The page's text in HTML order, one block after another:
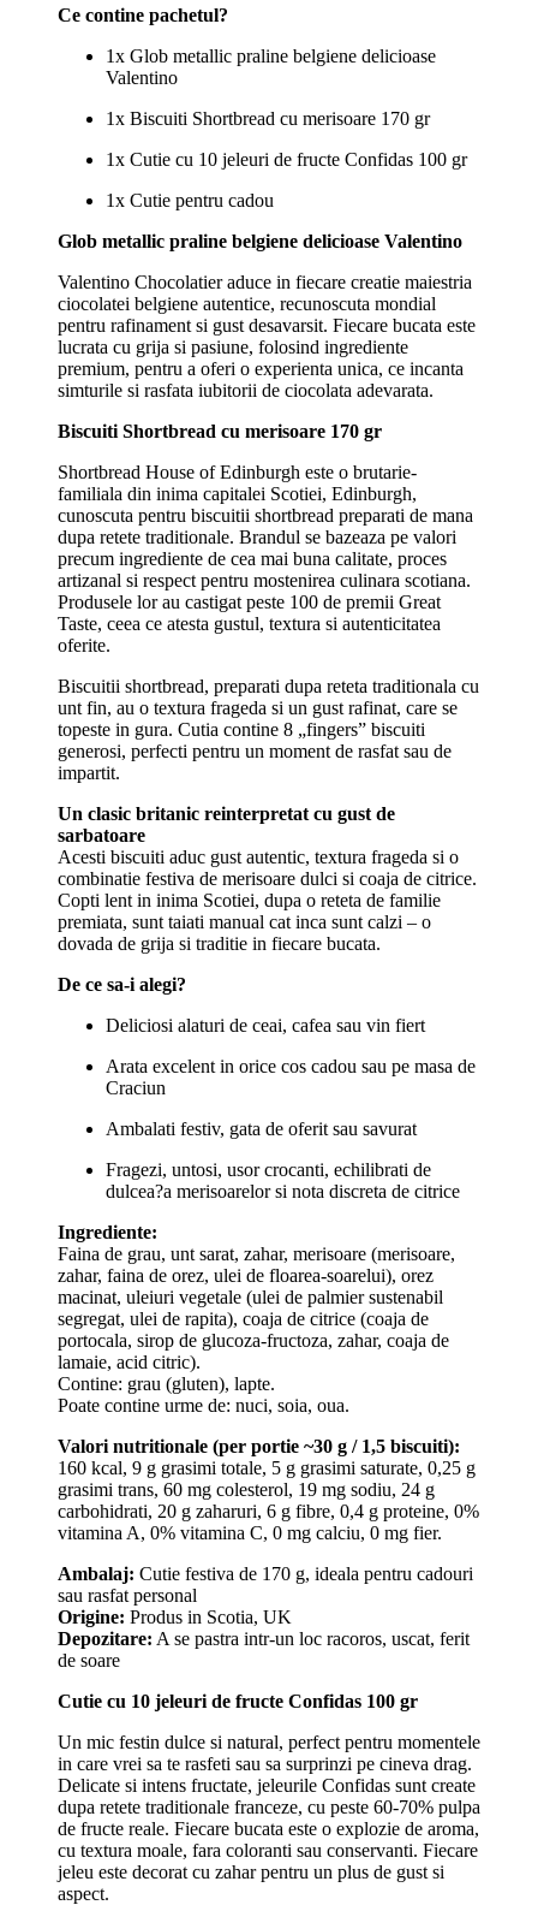
Ce contine pachetul?
1x Glob metallic praline belgiene delicioase
Valentino
1x Biscuiti Shortbread cu merisoare 170 gr
1x Cutie cu 10 jeleuri de fructe Confidas 100 gr
1x Cutie pentru cadou
Glob metallic praline belgiene delicioase Valentino
Valentino Chocolatier aduce in fiecare creatie maiestria
ciocolatei belgiene autentice, recunoscuta mondial
pentru rafinament si gust desavarsit. Fiecare bucata este
lucrata cu grija si pasiune, folosind ingrediente
premium, pentru a oferi o experienta unica, ce incanta
simturile si rasfata iubitorii de ciocolata adevarata.
Biscuiti Shortbread cu merisoare 170 gr
Shortbread House of Edinburgh este o brutarie-
familiala din inima capitalei Scotiei, Edinburgh,
cunoscuta pentru biscuitii shortbread preparati de mana
dupa retete traditionale. Brandul se bazeaza pe valori
precum ingrediente de cea mai buna calitate, proces
artizanal si respect pentru mostenirea culinara scotiana.
Produsele lor au castigat peste 100 de premii Great
Taste, ceea ce atesta gustul, textura si autenticitatea
oferite.
Biscuitii shortbread, preparati dupa reteta traditionala cu
unt fin, au o textura frageda si un gust rafinat, care se
topeste in gura. Cutia contine 8 „fingers” biscuiti
generosi, perfecti pentru un moment de rasfat sau de
impartit.
Un clasic britanic reinterpretat cu gust de
sarbatoare
Acesti biscuiti aduc gust autentic, textura frageda si o
combinatie festiva de merisoare dulci si coaja de citrice.
Copti lent in inima Scotiei, dupa o reteta de familie
premiata, sunt taiati manual cat inca sunt calzi – o
dovada de grija si traditie in fiecare bucata.
De ce sa-i alegi?
Deliciosi alaturi de ceai, cafea sau vin fiert
Arata excelent in orice cos cadou sau pe masa de
Craciun
Ambalati festiv, gata de oferit sau savurat
Fragezi, untosi, usor crocanti, echilibrati de
dulcea?a merisoarelor si nota discreta de citrice
Ingrediente:
Faina de grau, unt sarat, zahar, merisoare (merisoare,
zahar, faina de orez, ulei de floarea-soarelui), orez
macinat, uleiuri vegetale (ulei de palmier sustenabil
segregat, ulei de rapita), coaja de citrice (coaja de
portocala, sirop de glucoza-fructoza, zahar, coaja de
lamaie, acid citric).
Contine: grau (gluten), lapte.
Poate contine urme de: nuci, soia, oua.
Valori nutritionale (per portie ~30 g / 1,5 biscuiti):
160 kcal, 9 g grasimi totale, 5 g grasimi saturate, 0,25 g
grasimi trans, 60 mg colesterol, 19 mg sodiu, 24 g
carbohidrati, 20 g zaharuri, 6 g fibre, 0,4 g proteine, 0%
vitamina A, 0% vitamina C, 0 mg calciu, 0 mg fier.
Ambalaj: Cutie festiva de 170 g, ideala pentru cadouri
sau rasfat personal
Origine: Produs in Scotia, UK
Depozitare: A se pastra intr-un loc racoros, uscat, ferit
de soare
Cutie cu 10 jeleuri de fructe Confidas 100 gr
Un mic festin dulce si natural, perfect pentru momentele
in care vrei sa te rasfeti sau sa surprinzi pe cineva drag.
Delicate si intens fructate, jeleurile Confidas sunt create
dupa retete traditionale franceze, cu peste 60-70% pulpa
de fructe reale. Fiecare bucata este o explozie de aroma,
cu textura moale, fara coloranti sau conservanti. Fiecare
jeleu este decorat cu zahar pentru un plus de gust si
aspect.